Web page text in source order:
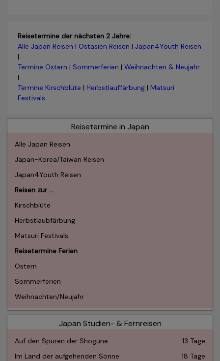
Reisetermine der nächsten 2 Jahre:
Alle Japan Reisen | Ostasien Reisen | Japan4Youth Reisen
|
Termine Ostern | Sommerferien | Weihnachten & Neujahr
|
Termine Kirschblüte | Herbstlauffärbung | Matsuri
Festivals
Reisetermine in Japan
Alle Japan Reisen
Japan-Korea/Taiwan Reisen
Japan4Youth Reisen
Reisen zur …
Kirschblüte
Herbstlaubfärbung
Matsuri Festivals
Reisetermine Ferien
Ostern
Sommerferien
Weihnachten/Neujahr
Japan Studien- & Fernreisen
Auf den Spuren der Shogune
13 Tage
Im Land der aufgehenden Sonne
18 Tage